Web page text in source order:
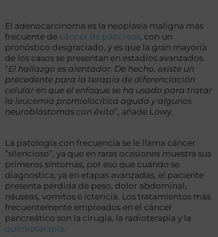
El adenocarcinoma es la neoplasia maligna más
frecuente de cáncer de páncreas, con un
pronóstico desgraciado, y es que la gran mayoría
de los casos se presentan en estadios avanzados.
“El hallazgo es alentador. De hecho, existe un
precedente para la terapia de diferenciación
celular en que el enfoque se ha usado para tratar
la leucemia promielocítica aguda y algunos
neuroblastomas con éxito”, añade Lowy.
La patología con frecuencia se le llama cáncer
“silencioso”, ya que en raras ocasiones muestra sus
primeros síntomas, por eso que cuando se
diagnostica, ya en etapas avanzadas, el paciente
presenta pérdida de peso, dolor abdominal,
náuseas, vomitos e ictericia. Los tratamientos más
frecuentemente empleados en el cáncer
pancreático son la cirugía, la radioterapia y la
quimioterapia.